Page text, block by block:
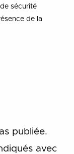
sécurité
de la
publiée.
avec